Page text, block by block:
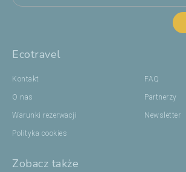
Ecotravel
Kontakt
O nas
Warunki rezerwacji
Polityka cookies
FAQ
Partnerzy
Newsletter
Zobacz także